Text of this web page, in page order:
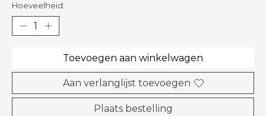
Hoeveelheid:
Toevoegen aan winkelwagen
Aan verlanglijst toevoegen
Plaats bestelling